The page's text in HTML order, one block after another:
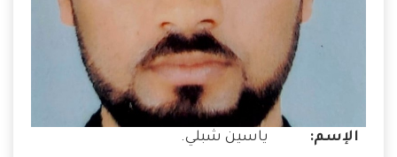
الإسم:
ياسين شبلي.